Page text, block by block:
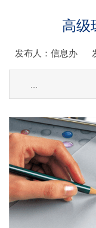
高级
发布人：信息办
...